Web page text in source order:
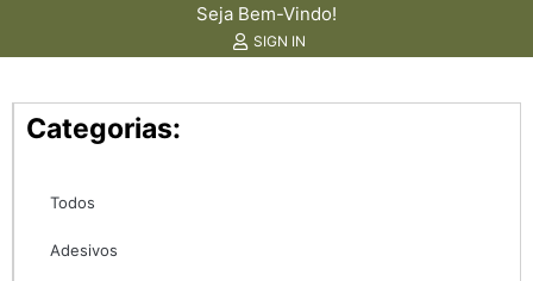
Seja Bem-Vindo!
SIGN IN
Categorias:
Todos
Adesivos